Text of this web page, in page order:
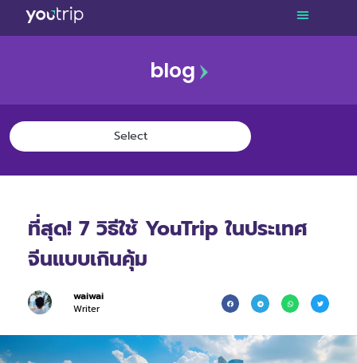
blog
ที่สุด! 7 วิธีใช้ YouTrip ในประเทศ
จีนแบบเกินคุ้ม
waiwai
Writer